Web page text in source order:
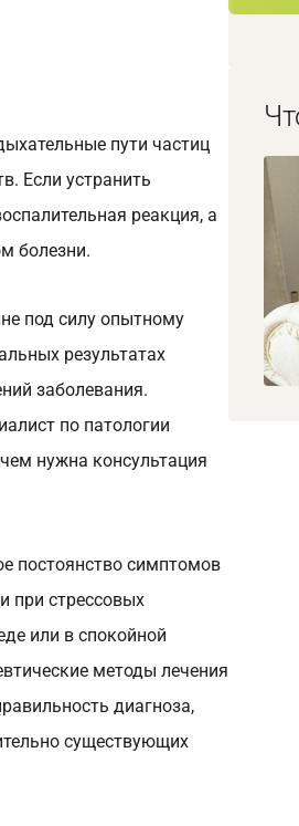
пути частиц
Если устранить
реакция, а
болезни.
под силу опытному
результатах
заболевания.
по патологии
нужна консультация
постоянство симптомов
при стрессовых
или в спокойной
методы лечения
диагноза,
существующих